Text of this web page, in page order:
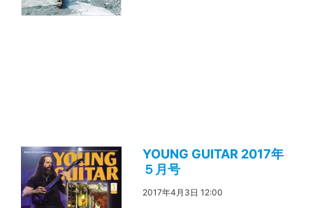
YOUNG GUITAR 2017年
５月号
2017年4月3日 12:00